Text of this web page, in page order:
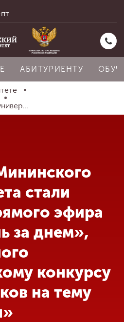
АБИТУРИЕНТУ
стали
эфира
за днем»,
конкурсу
на тему